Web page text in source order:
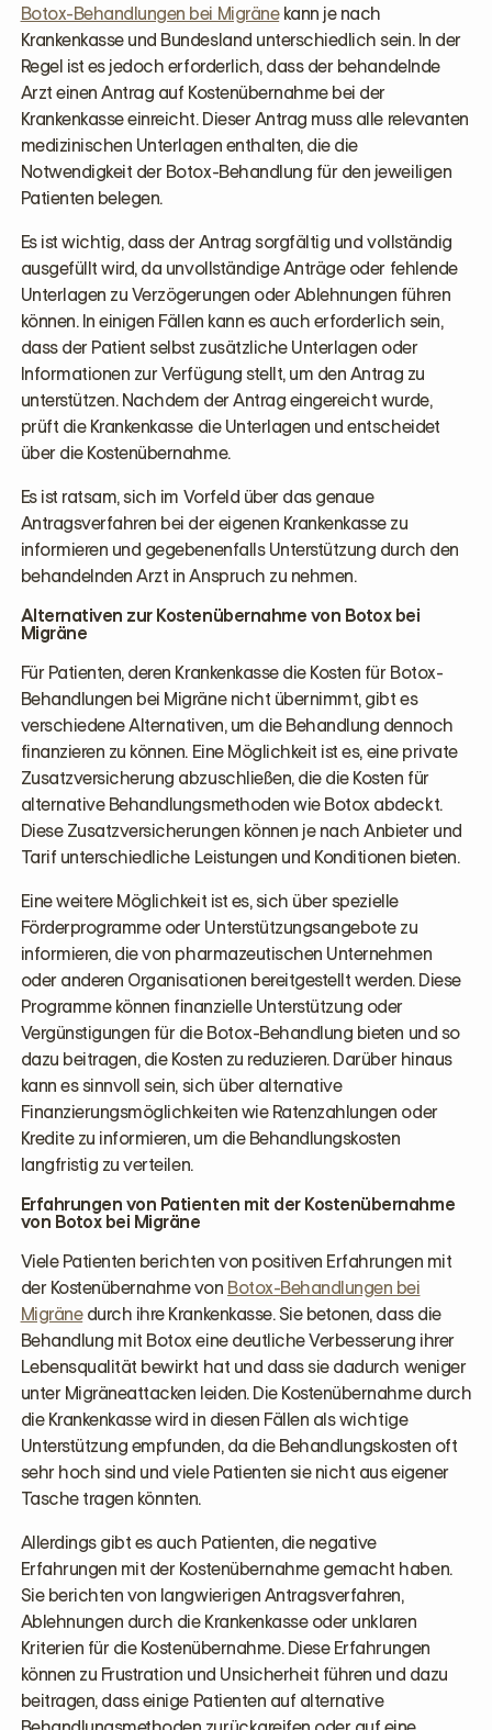
Botox-Behandlungen bei Migränekann je nach
Krankenkasse und Bundesland unterschiedlich sein. In der
Regel ist es jedoch erforderlich, dass der behandelnde
Arzt einen Antrag auf Kostenübernahme bei der
Krankenkasse einreicht. Dieser Antrag muss alle relevanten
medizinischen Unterlagen enthalten, die die
Notwendigkeit der Botox-Behandlung für den jeweiligen
Patienten belegen.
Es ist wichtig, dass der Antrag sorgfältig und vollständig
ausgefüllt wird, da unvollständige Anträge oder fehlende
Unterlagen zu Verzögerungen oder Ablehnungen führen
können. In einigen Fällen kann es auch erforderlich sein,
dass der Patient selbst zusätzliche Unterlagen oder
Informationen zur Verfügung stellt, um den Antrag zu
unterstützen. Nachdem der Antrag eingereicht wurde,
prüft die Krankenkasse die Unterlagen und entscheidet
über die Kostenübernahme.
Es ist ratsam, sich im Vorfeld über das genaue
Antragsverfahren bei der eigenen Krankenkasse zu
informieren und gegebenenfalls Unterstützung durch den
behandelnden Arzt in Anspruch zu nehmen.
Alternativen zur Kostenübernahme von Botox bei
Migräne
Für Patienten, deren Krankenkasse die Kosten für Botox-
Behandlungen bei Migräne nicht übernimmt, gibt es
verschiedene Alternativen, um die Behandlung dennoch
finanzieren zu können. Eine Möglichkeit ist es, eine private
Zusatzversicherung abzuschließen, die die Kosten für
alternative Behandlungsmethoden wie Botox abdeckt.
Diese Zusatzversicherungen können je nach Anbieter und
Tarif unterschiedliche Leistungen und Konditionen bieten.
Eine weitere Möglichkeit ist es, sich über spezielle
Förderprogramme oder Unterstützungsangebote zu
informieren, die von pharmazeutischen Unternehmen
oder anderen Organisationen bereitgestellt werden. Diese
Programme können finanzielle Unterstützung oder
Vergünstigungen für die Botox-Behandlung bieten und so
dazu beitragen, die Kosten zu reduzieren. Darüber hinaus
kann es sinnvoll sein, sich über alternative
Finanzierungsmöglichkeiten wie Ratenzahlungen oder
Kredite zu informieren, um die Behandlungskosten
langfristig zu verteilen.
Erfahrungen von Patienten mit der Kostenübernahme
von Botox bei Migräne
Viele Patienten berichten von positiven Erfahrungen mit
der Kostenübernahme von Botox-Behandlungen bei
Migränedurch ihre Krankenkasse. Sie betonen, dass die
Behandlung mit Botox eine deutliche Verbesserung ihrer
Lebensqualität bewirkt hat und dass sie dadurch weniger
unter Migräneattacken leiden. Die Kostenübernahme durch
die Krankenkasse wird in diesen Fällen als wichtige
Unterstützung empfunden, da die Behandlungskosten oft
sehr hoch sind und viele Patienten sie nicht aus eigener
Tasche tragen könnten.
Allerdings gibt es auch Patienten, die negative
Erfahrungen mit der Kostenübernahme gemacht haben.
Sie berichten von langwierigen Antragsverfahren,
Ablehnungen durch die Krankenkasse oder unklaren
Kriterien für die Kostenübernahme. Diese Erfahrungen
können zu Frustration und Unsicherheit führen und dazu
beitragen, dass einige Patienten auf alternative